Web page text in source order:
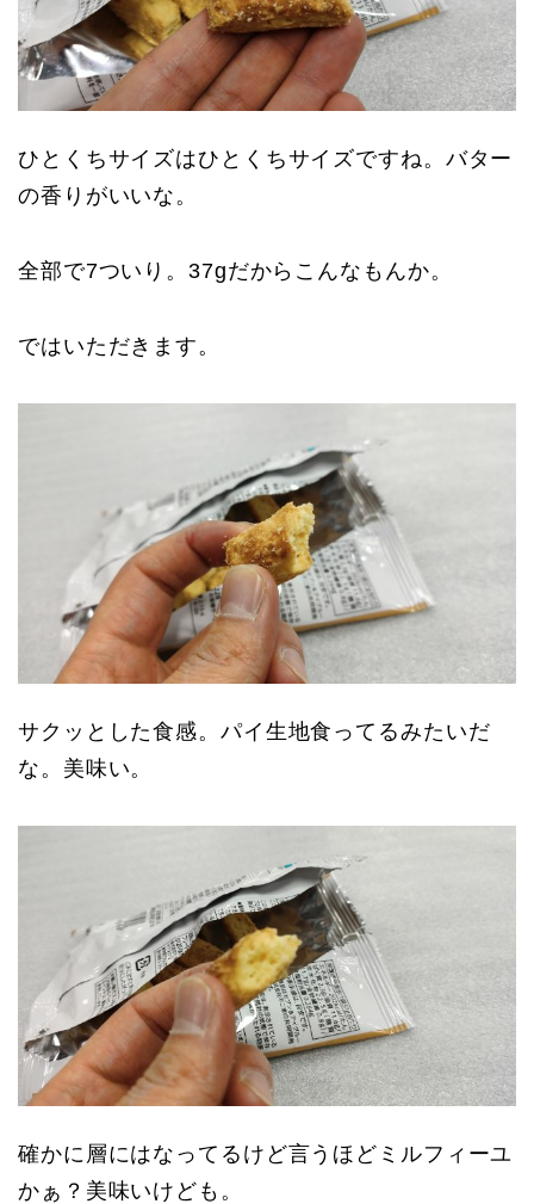
ひとくちサイズはひとくちサイズですね。バター
の香りがいいな。
全部で7ついり。37gだからこんなもんか。
ではいただきます。
サクッとした食感。パイ生地食ってるみたいだ
な。美味い。
確かに層にはなってるけど言うほどミルフィーユ
かぁ？美味いけども。